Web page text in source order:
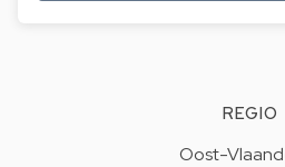
REGIO
Oost-